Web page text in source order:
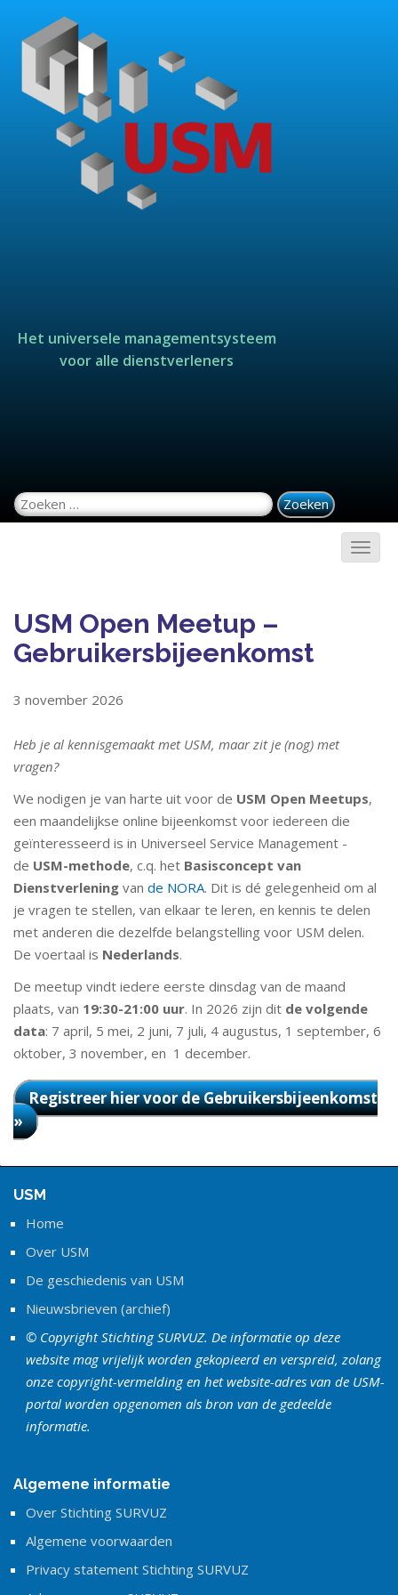
Het universele managementsysteem
voor alle dienstverleners
Zoeken naar:
USM Open Meetup –
Gebruikersbijeenkomst
3 november 2026
Heb je al kennisgemaakt met USM, maar zit je (nog) met
vragen?
We nodigen je van harte uit voor de USM Open Meetups,
een maandelijkse online bijeenkomst voor iedereen die
geïnteresseerd is in Universeel Service Management -
de USM-methode, c.q. het Basisconcept van
Dienstverlening van de NORA. Dit is dé gelegenheid om al
je vragen te stellen, van elkaar te leren, en kennis te delen
met anderen die dezelfde belangstelling voor USM delen.
De voertaal is Nederlands.
De meetup vindt iedere eerste dinsdag van de maand
plaats, van 19:30-21:00 uur. In 2026 zijn dit de volgende
data: 7 april, 5 mei, 2 juni, 7 juli, 4 augustus, 1 september, 6
oktober, 3 november, en 1 december.
Registreer hier voor de Gebruikersbijeenkomst
»
USM
Home
Over USM
De geschiedenis van USM
Nieuwsbrieven (archief)
© Copyright Stichting SURVUZ. De informatie op deze
website mag vrijelijk worden gekopieerd en verspreid, zolang
onze copyright-vermelding en het website-adres van de USM-
portal worden opgenomen als bron van de gedeelde
informatie.
Algemene informatie
Over Stichting SURVUZ
Algemene voorwaarden
Privacy statement Stichting SURVUZ